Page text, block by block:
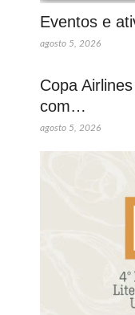
Eventos e
agosto 5, 2026
Copa
com…
agosto 5, 2026